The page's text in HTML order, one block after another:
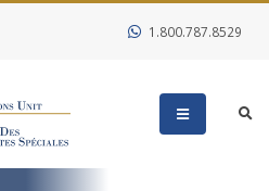
1.800.787.8529